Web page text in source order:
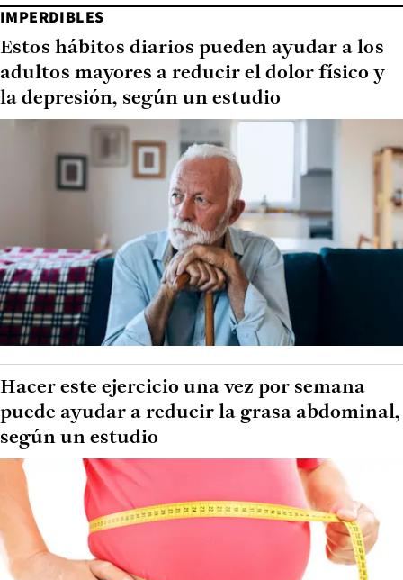
IMPERDIBLES
Estos hábitos diarios pueden ayudar a los
adultos mayores a reducir el dolor físico y
la depresión, según un estudio
Hacer este ejercicio una vez por semana
puede ayudar a reducir la grasa abdominal,
según un estudio